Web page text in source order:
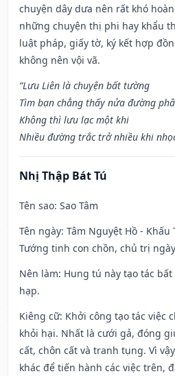
chuyện dây dưa nên rất khó
những chuyện thị phi hay khẩu
luật pháp, giấy tờ, ký kết hợp
không nên vội vã.
“Lưu Liên là chuyện bất tường
Tìm bạn chẳng thấy nửa đường
Không thì lưu lạc một khi
Nhiều đường trắc trở nhiều khi
Nhị Thập Bát Tú
Tên sao: Sao Tâm
Tên ngày: Tâm Nguyệt Hồ - Khấu
Tướng tinh con chồn, chủ trị
Nên làm: Hung tú này tạo tác
hạp.
Kiêng cữ: Khởi công tạo tác việc
khỏi hại. Nhất là cưới gả, đóng
cất, chôn cất và tranh tụng. Vì
khác để tiến hành các việc trên,